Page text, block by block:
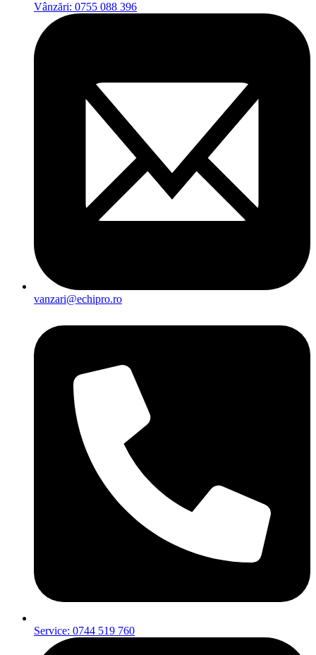
Vânzări: 0755 088 396
vanzari@echipro.ro
Service: 0744 519 760